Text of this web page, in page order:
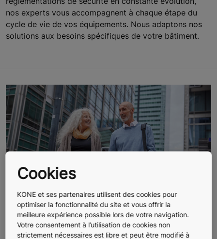
nos experts vous accompagnent à chaque étape du
cycle de vie de vos équipements. Nous adaptons nos
solutions aux besoins spécifiques de votre bâtiment.
Nous rendons vos bâtiments
accessibles à tous
Avec la croissance urbaine et le vieillissement de la
Cookies
KONE et ses partenaires utilisent des cookies pour
optimiser la fonctionnalité du site et vous offrir la
meilleure expérience possible lors de votre navigation.
Votre consentement à l’utilisation de cookies non
strictement nécessaires est libre et peut être modifié à